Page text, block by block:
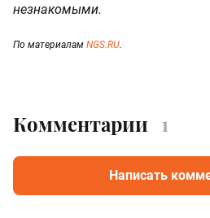
незнакомыми.
По материалам NGS.RU.
Комментарии 1
Написать